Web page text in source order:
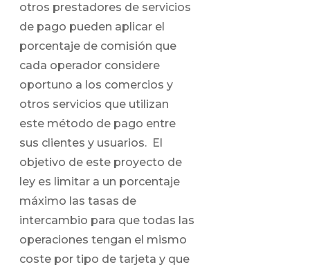
otros prestadores de servicios
de pago pueden aplicar el
porcentaje de comisión que
cada operador considere
oportuno a los comercios y
otros servicios que utilizan
este método de pago entre
sus clientes y usuarios. El
objetivo de este proyecto de
ley es limitar a un porcentaje
máximo las tasas de
intercambio para que todas las
operaciones tengan el mismo
coste por tipo de tarjeta y que